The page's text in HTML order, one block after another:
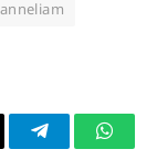
Telegram